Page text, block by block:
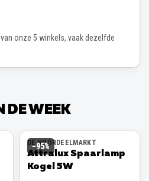
onze 5 winkels, vaak dezelfde
DE WEEK
−95%
DE VOORDEELMARKT
Attralux Spaarlamp
Kogel 5W